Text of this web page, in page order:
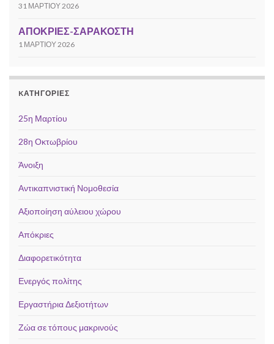
31 ΜΑΡΤΊΟΥ 2026
ΑΠΟΚΡΙΕΣ-ΣΑΡΑΚΟΣΤΗ
1 ΜΑΡΤΊΟΥ 2026
KΑΤΗΓΟΡΊΕΣ
25η Μαρτίου
28η Οκτωβρίου
Άνοιξη
Αντικαπνιστική Νομοθεσία
Αξιοποίηση αύλειου χώρου
Απόκριες
Διαφορετικότητα
Ενεργός πολίτης
Εργαστήρια Δεξιοτήτων
Ζώα σε τόπους μακρινούς